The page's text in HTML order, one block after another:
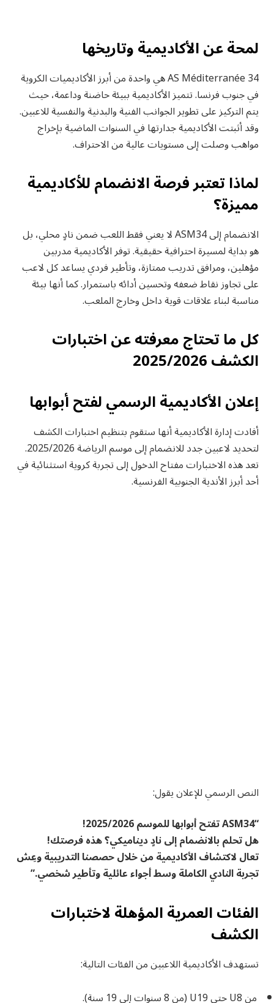
لمحة عن الأكاديمية وتاريخها
AS Méditerranée 34 هي واحدة من أبرز الأكاديميات الكروية
في جنوب فرنسا. تتميز الأكاديمية ببيئة حاضنة وداعمة، حيث
يتم التركيز على تطوير الجوانب الفنية والبدنية والنفسية للاعبين.
وقد أثبتت الأكاديمية جدارتها في السنوات الماضية بإخراج
مواهب وصلت إلى مستويات عالية من الاحتراف.
لماذا تعتبر فرصة الانضمام للأكاديمية
مميزة؟
الانضمام إلى ASM34 لا يعني فقط اللعب ضمن نادٍ محلي، بل
هو بداية لمسيرة احترافية حقيقية. توفر الأكاديمية مدربين
مؤهلين، ومرافق تدريب ممتازة، وتأطير فردي يساعد كل لاعب
على تجاوز نقاط ضعفه وتحسين أدائه باستمرار. كما أنها بيئة
مناسبة لبناء علاقات قوية داخل وخارج الملعب.
كل ما تحتاج معرفته عن اختبارات
الكشف 2025/2026
إعلان الأكاديمية الرسمي لفتح أبوابها
أفادت إدارة الأكاديمية أنها ستقوم بتنظيم اختبارات الكشف
لتحديد لاعبين جدد للانضمام إلى موسم الرياضة 2025/2026.
تعد هذه الاختبارات مفتاح الدخول إلى تجربة كروية استثنائية في
أحد أبرز الأندية الجنوبية الفرنسية.
النص الرسمي للإعلان يقول:
“ASM34 تفتح أبوابها للموسم 2025/2026!
هل تحلم بالانضمام إلى نادٍ ديناميكي؟ هذه فرصتك!
تعال لاكتشاف الأكاديمية من خلال حصصنا التدريبية وعِش
تجربة النادي الكاملة وسط أجواء عائلية وتأطير شخصي.”
الفئات العمرية المؤهلة لاختبارات
الكشف
تستهدف الأكاديمية اللاعبين من الفئات التالية:
من U8 حتى U19 (من 8 سنوات إلى 19 سنة).